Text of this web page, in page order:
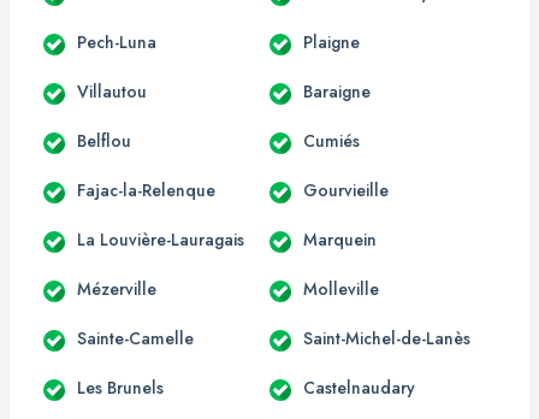
Pech-Luna Plaigne
Villautou Baraigne
Belflou Cumiés
Fajac-la-Relenque Gourvieille
La Louvière-Lauragais Marquein
Mézerville Molleville
Sainte-Camelle Saint-Michel-de-Lanès
Les Brunels Castelnaudary